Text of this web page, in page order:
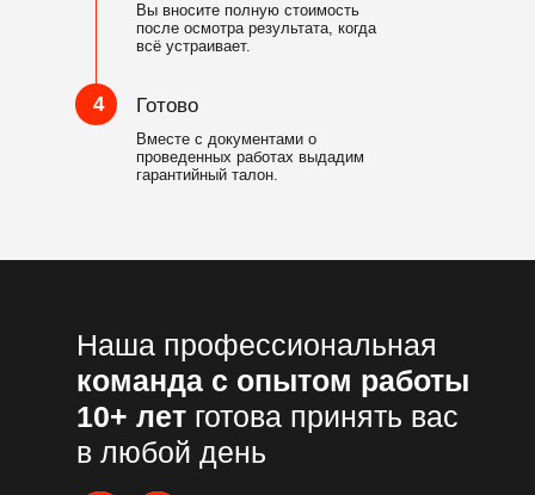
4
Вы вносите полную стоимость
после осмотра результата, когда
всё устраивает.
Готово
Вместе с документами о
проведенных работах выдадим
гарантийный талон.
Наша профессиональная
команда с опытом работы
10+ лет готова принять вас
в любой день